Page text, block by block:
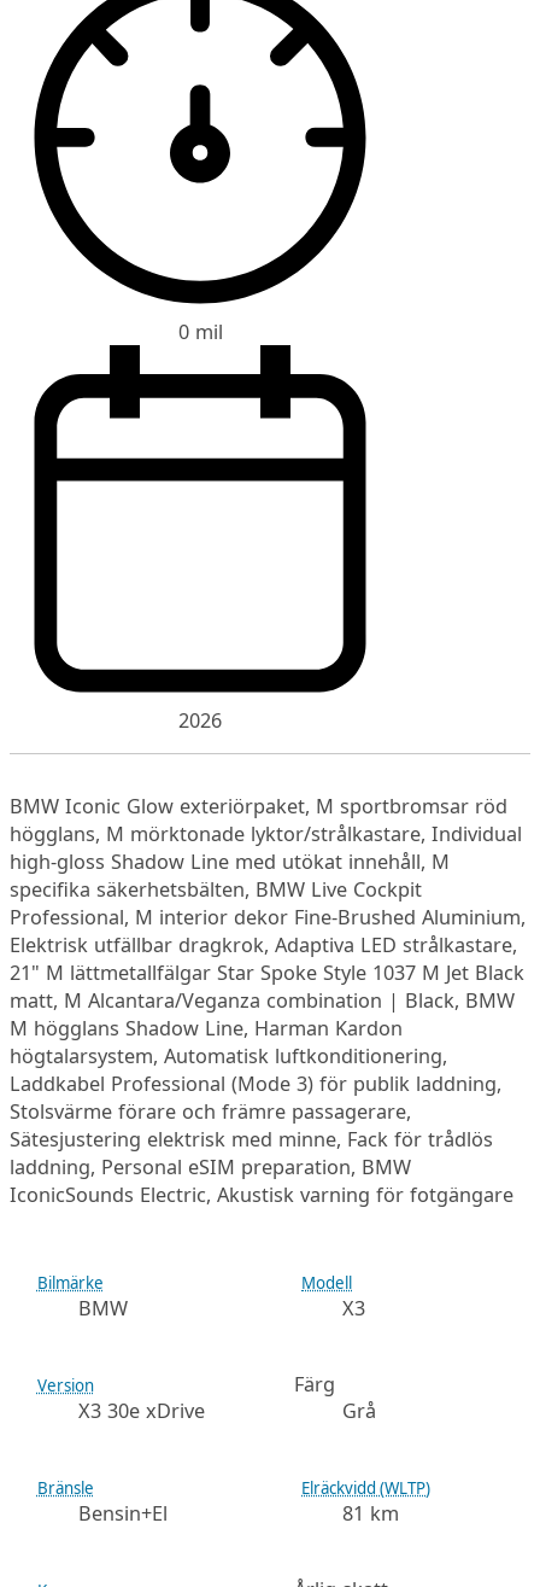
0 mil
2026
BMW Iconic Glow exteriörpaket, M sportbromsar röd
högglans, M mörktonade lyktor/strålkastare, Individual
high-gloss Shadow Line med utökat innehåll, M
specifika säkerhetsbälten, BMW Live Cockpit
Professional, M interior dekor Fine-Brushed Aluminium,
Elektrisk utfällbar dragkrok, Adaptiva LED strålkastare,
21" M lättmetallfälgar Star Spoke Style 1037 M Jet Black
matt, M Alcantara/Veganza combination | Black, BMW
M högglans Shadow Line, Harman Kardon
högtalarsystem, Automatisk luftkonditionering,
Laddkabel Professional (Mode 3) för publik laddning,
Stolsvärme förare och främre passagerare,
Sätesjustering elektrisk med minne, Fack för trådlös
laddning, Personal eSIM preparation, BMW
IconicSounds Electric, Akustisk varning för fotgängare
Bilmärke
BMW
Modell
X3
Version
X3 30e xDrive
Färg
Grå
Bränsle
Bensin+El
Elräckvidd (WLTP)
81 km